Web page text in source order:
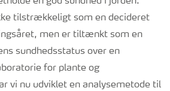
tilstrækkeligt som en decideret
men er tiltænkt som en
sundhedsstatus over en
for plante og
vi nu udviklet en analysemetode til